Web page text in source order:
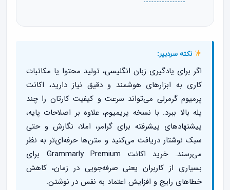
نکته سردبیر:
اگر برای یادگیری زبان انگلیسی، تولید محتوا یا مکاتبات
کاری به ابزارهای هوشمند و دقیق نیاز دارید، اکانت
پرمیوم گرمرلی می‌تواند سرعت و کیفیت کارتان را چند
پله بالا ببرد. با نسخه پریمیوم، علاوه بر اصلاحات پایه،
پیشنهادهای پیشرفته برای گرامر، املا، نگارش و حتی
سبک نوشتار دریافت می‌کنید و متن‌ها حرفه‌ای‌تر به نظر
می‌رسند. خرید اکانت Grammarly Premium برای
بسیاری از کاربران یعنی صرفه‌جویی در زمان، کاهش
خطاهای رایج و افزایش اعتماد به نفس در نوشتن.